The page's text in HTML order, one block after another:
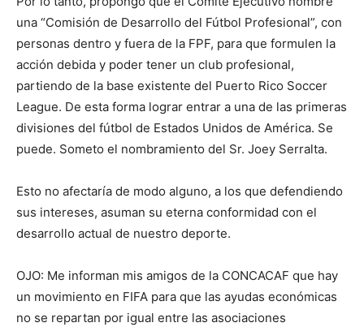
una “Comisión de Desarrollo del Fútbol Profesional”, con
personas dentro y fuera de la FPF, para que formulen la
acción debida y poder tener un club profesional,
partiendo de la base existente del Puerto Rico Soccer
League. De esta forma lograr entrar a una de las primeras
divisiones del fútbol de Estados Unidos de América. Se
puede. Someto el nombramiento del Sr. Joey Serralta.
Esto no afectaría de modo alguno, a los que defendiendo
sus intereses, asuman su eterna conformidad con el
desarrollo actual de nuestro deporte.
OJO: Me informan mis amigos de la CONCACAF que hay
un movimiento en FIFA para que las ayudas económicas
no se repartan por igual entre las asociaciones